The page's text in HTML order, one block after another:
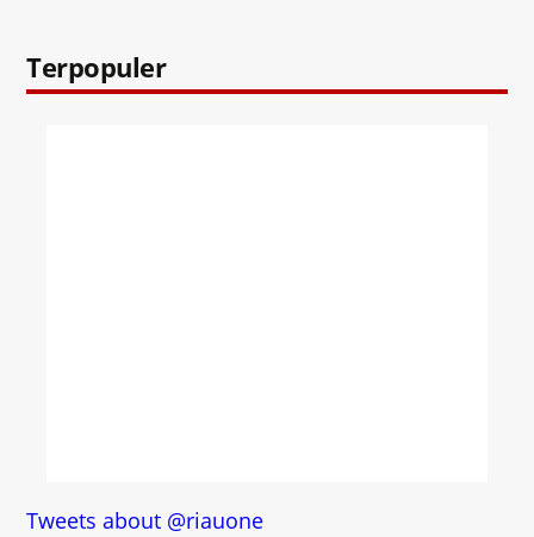
Terpopuler
Tweets about @riauone